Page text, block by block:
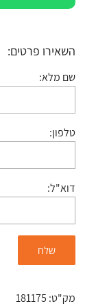
השאירו פרטים:
שם מלא:
טלפון:
דוא"ל:
מק"ט: 181175